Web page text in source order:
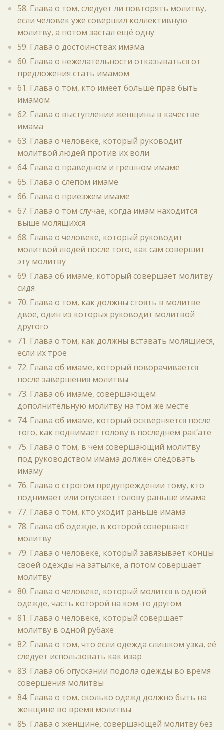
58. Глава о том, следует ли повторять молитву,
если человек уже совершил коллективную
молитву, а потом застал ещё одну
59. Глава о достоинствах имама
60. Глава о нежелательности отказываться от
предложения стать имамом
61. Глава о том, кто имеет больше прав быть
имамом
62. Глава о выступлении женщины в качестве
имама
63. Глава о человеке, который руководит
молитвой людей против их воли
64. Глава о праведном и грешном имаме
65. Глава о слепом имаме
66. Глава о приезжем имаме
67. Глава о том случае, когда имам находится
выше молящихся
68. Глава о человеке, который руководит
молитвой людей после того, как сам совершит
эту молитву
69. Глава об имаме, который совершает молитву
сидя
70. Глава о том, как должны стоять в молитве
двое, один из которых руководит молитвой
другого
71. Глава о том, как должны вставать молящиеся,
если их трое
72. Глава об имаме, который поворачивается
после завершения молитвы
73. Глава об имаме, совершающем
дополнительную молитву на том же месте
74. Глава об имаме, который оскверняется после
того, как поднимает голову в последнем рак‘ате
75. Глава о том, в чём совершающий молитву
под руководством имама должен следовать
имаму
76. Глава о строгом предупреждении тому, кто
поднимает или опускает голову раньше имама
77. Глава о том, кто уходит раньше имама
78. Глава об одежде, в которой совершают
молитву
79. Глава о человеке, который завязывает концы
своей одежды на затылке, а потом совершает
молитву
80. Глава о человеке, который молится в одной
одежде, часть которой на ком-то другом
81. Глава о человеке, который совершает
молитву в одной рубахе
82. Глава о том, что если одежда слишком узка, её
следует использовать как изар
83. Глава об опускании подола одежды во время
совершения молитвы
84. Глава о том, сколько одежд должно быть на
женщине во время молитвы
85. Глава о женщине, совершающей молитву без